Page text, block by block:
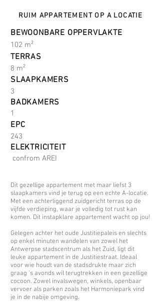
RUIM APPARTEMENT OP A LOCATIE
BEWOONBARE OPPERVLAKTE
102 m²
TERRAS
8 m²
SLAAPKAMERS
3
BADKAMERS
1
EPC
243
ELEKTRICITEIT
confrom AREI
Dit gezellige appartement met maar liefst 3
slaapkamers vind je terug op een echte A-locatie.
Met een achterliggend zuidgericht terras op de
vijfde verdieping, waar je volledig tot rust kan
komen. Dit instapklare appartement wacht op jou!
Gelegen achter het oude Justitiepaleis en slechts
op enkel minuten wandelen van zowel het
Antwerpse stadscentrum als het Zuid, ligt dit
leuke appartement in de Justitiestraat. Ideaal
voor wie houdt van de stadsdrukte maar zich
graag ’s avonds wil terugtrekken in een gezellige
cocoon. Zowel invalswegen, winkels, openbaar
vervoer als parken zoals het Harmoniepark vind
je in de nabije omgeving.